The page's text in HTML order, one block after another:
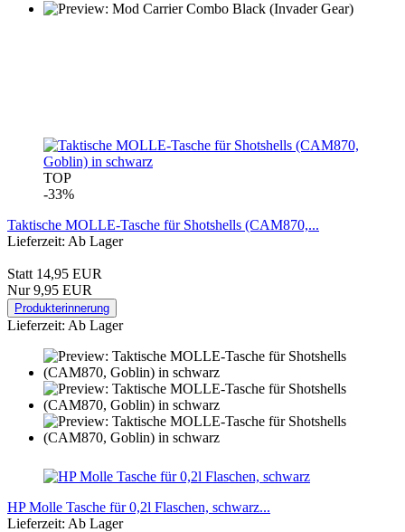
TOP
-33%
Taktische MOLLE‑Tasche für Shotshells (CAM870,...
Lieferzeit: Ab Lager
Statt 14,95 EUR
Nur 9,95 EUR
Produkterinnerung
Lieferzeit: Ab Lager
HP Molle Tasche für 0,2l Flaschen, schwarz...
Lieferzeit: Ab Lager